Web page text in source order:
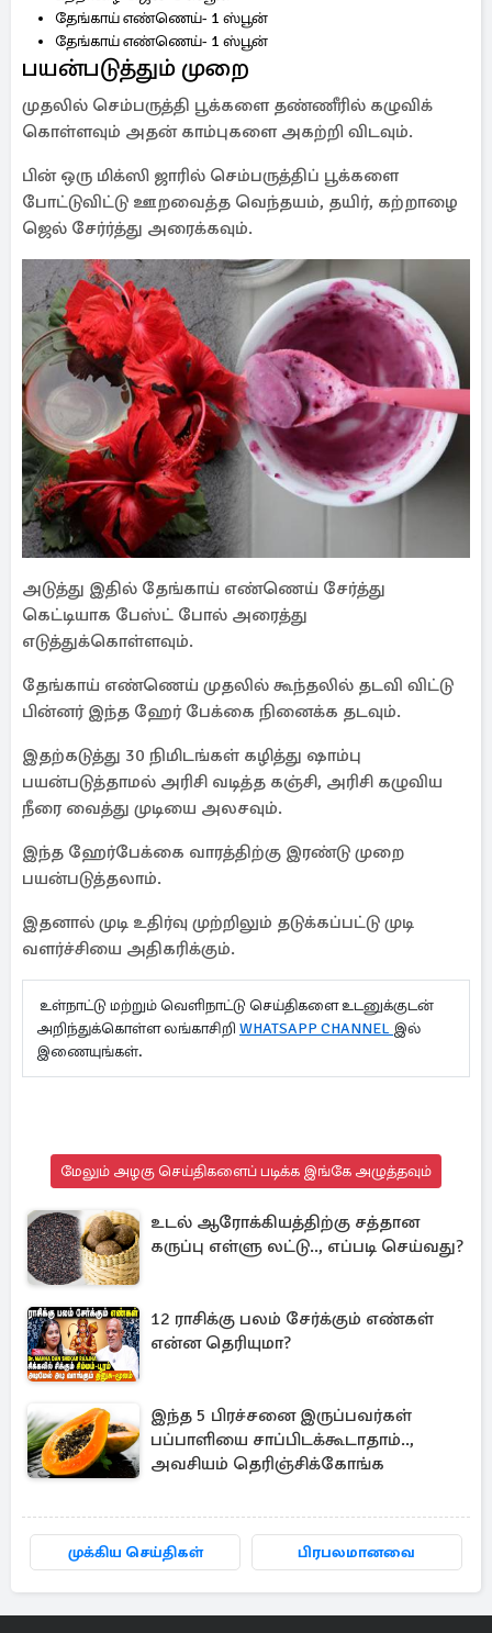
தேங்காய் எண்ணெய்- 1 ஸ்பூன்
தேங்காய் எண்ணெய்- 1 ஸ்பூன்
பயன்படுத்தும் முறை
முதலில் செம்பருத்தி பூக்களை தண்ணீரில் கழுவிக்
கொள்ளவும் அதன் காம்புகளை அகற்றி விடவும்.
பின் ஒரு மிக்ஸி ஜாரில் செம்பருத்திப் பூக்களை
போட்டுவிட்டு ஊறவைத்த வெந்தயம், தயிர், கற்றாழை
ஜெல் சேர்ர்த்து அரைக்கவும்.
அடுத்து இதில் தேங்காய் எண்ணெய் சேர்த்து
கெட்டியாக பேஸ்ட் போல் அரைத்து
எடுத்துக்கொள்ளவும்.
தேங்காய் எண்ணெய் முதலில் கூந்தலில் தடவி விட்டு
பின்னர் இந்த ஹேர் பேக்கை நினைக்க தடவும்.
இதற்கடுத்து 30 நிமிடங்கள் கழித்து ஷாம்பு
பயன்படுத்தாமல் அரிசி வடித்த கஞ்சி, அரிசி கழுவிய
நீரை வைத்து முடியை அலசவும்.
இந்த ஹேர்பேக்கை வாரத்திற்கு இரண்டு முறை
பயன்படுத்தலாம்.
இதனால் முடி உதிர்வு முற்றிலும் தடுக்கப்பட்டு முடி
வளர்ச்சியை அதிகரிக்கும்.
உள்நாட்டு மற்றும் வெளிநாட்டு செய்திகளை உடனுக்குடன்
அறிந்துக்கொள்ள லங்காசிறி WHATSAPP CHANNEL இல்
இணையுங்கள்.
மேலும் அழகு செய்திகளைப் படிக்க இங்கே அழுத்தவும்
உடல் ஆரோக்கியத்திற்கு சத்தான
கருப்பு எள்ளு லட்டு.., எப்படி செய்வது?
12 ராசிக்கு பலம் சேர்க்கும் எண்கள்
என்ன தெரியுமா?
இந்த 5 பிரச்சனை இருப்பவர்கள்
பப்பாளியை சாப்பிடக்கூடாதாம்..,
அவசியம் தெரிஞ்சிக்கோங்க
முக்கிய செய்திகள் பிரபலமானவை